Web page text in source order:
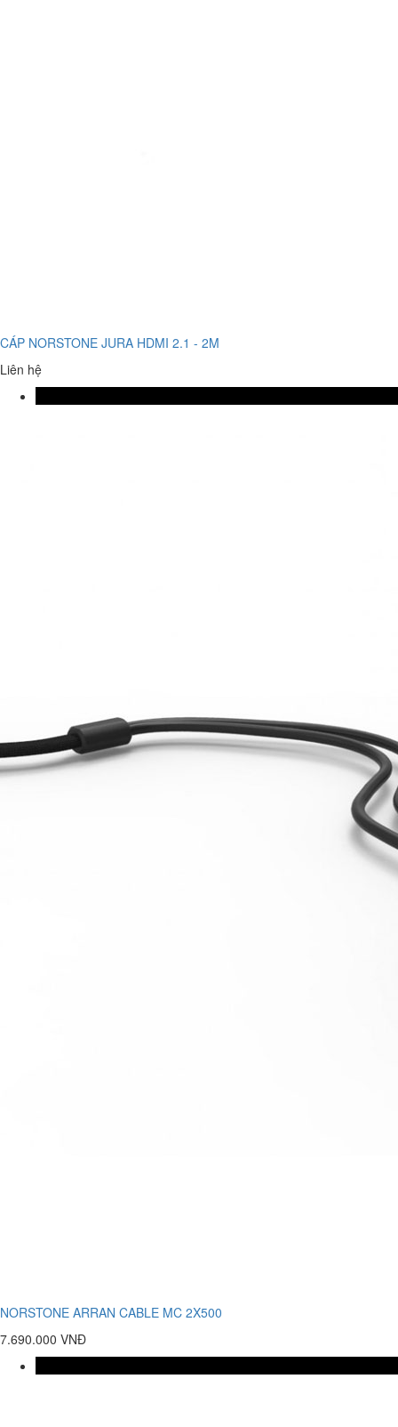
CÁP NORSTONE JURA HDMI 2.1 - 2M
Liên hệ
NORSTONE ARRAN CABLE MC 2X500
7.690.000 VNĐ